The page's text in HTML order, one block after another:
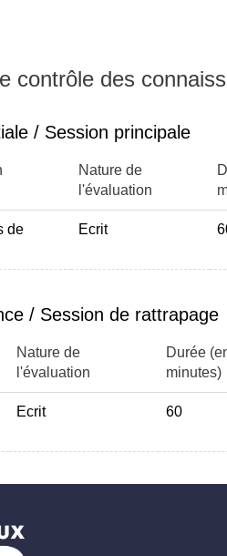
contrôle des
/ Session principale
Nature de
l'évaluation
de
Ecrit
/ Session de rattrapage
Nature de
l'évaluation
Durée
minutes)
Ecrit 60